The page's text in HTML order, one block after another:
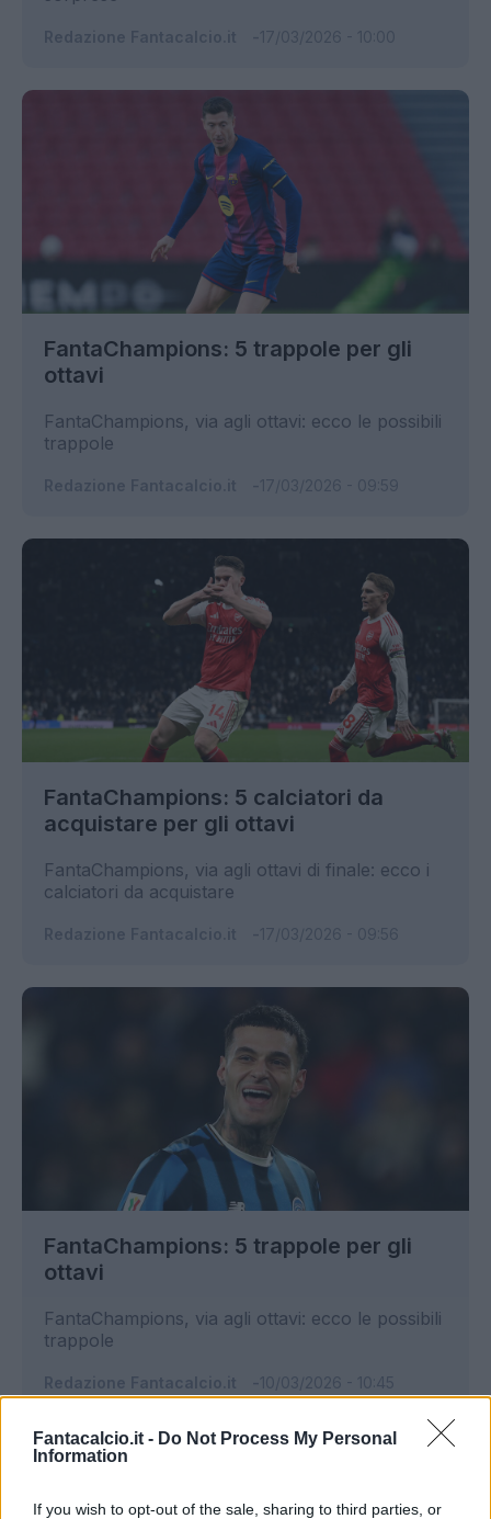
Fantacalcio.it - Do Not Process My Personal
Information
If you wish to opt-out of the sale, sharing to third parties, or
FantaChampions: 5 trappole per gli
ottavi
FantaChampions, via agli ottavi: ecco le possibili
trappole
FantaChampions: 5 calciatori da
acquistare per gli ottavi
FantaChampions, via agli ottavi di finale: ecco i
calciatori da acquistare
FantaChampions: 5 trappole per gli
ottavi
FantaChampions, via agli ottavi: ecco le possibili
trappole
10/03/2026 - 10:45
Redazione Fantacalcio.it